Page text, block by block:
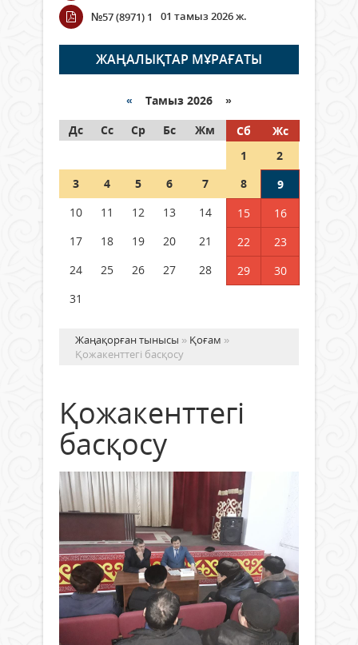
Wi-Fi ҚАБЫРҒА АРҚЫЛЫ ҚАЛАЙ
ӨТЕДІ?
06 тамыз 2026 ж. 272
граждане Казахстана,
05 тамыз 2026 ж. 154
Шетелде жүрген Қазақстан
азаматтары қалай дауыс бере
№57 (8971) 1
01 тамыз 2026 ж.
ЖАҢАЛЫҚТАР МҰРАҒАТЫ
« Тамыз 2026 »
Дс
Сс Ср Бс Жм Сб
Жс
1
2
3
4 5 6 7 8
9
10
11 12 13 14 15
16
17
18 19 20 21 22
23
24
25 26 27 28 29
30
31
Жаңақорған тынысы » Қоғам »
Қожакенттегі басқосу
Қожакенттегі
басқосу